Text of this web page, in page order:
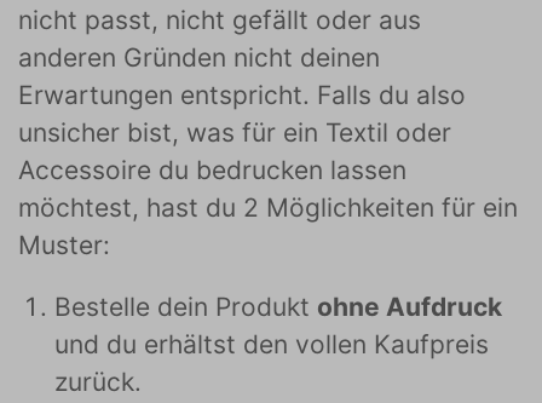
nicht passt, nicht gefällt oder aus
anderen Gründen nicht deinen
Erwartungen entspricht. Falls du also
unsicher bist, was für ein Textil oder
Accessoire du bedrucken lassen
möchtest, hast du 2 Möglichkeiten für ein
Muster:
Bestelle dein Produkt ohne Aufdruck
und du erhältst den vollen Kaufpreis
zurück.